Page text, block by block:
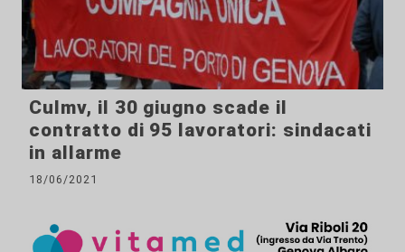
Culmv, il 30 giugno scade il
contratto di 95 lavoratori: sindacati
in allarme
18/06/2021